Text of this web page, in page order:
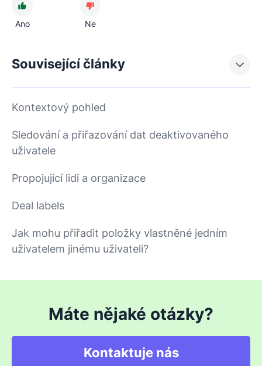
Ano Ne
Související články
Kontextový pohled
Sledování a přiřazování dat deaktivovaného
uživatele
Propojující lidi a organizace
Deal labels
Jak mohu přiřadit položky vlastněné jedním
uživatelem jinému uživateli?
Máte nějaké otázky?
Kontaktuje nás